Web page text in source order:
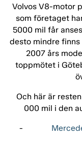
Volvos V8-motor
som företaget
5000 mil får
desto mindre
2007 års
toppmötet i
Och här är
000 mil i den
-